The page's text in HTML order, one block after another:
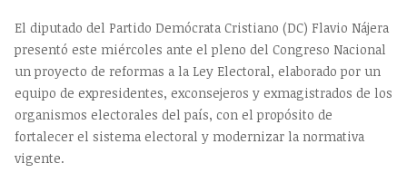
El diputado del Partido Demócrata Cristiano (DC) Flavio Nájera
presentó este miércoles ante el pleno del Congreso Nacional
un proyecto de reformas a la Ley Electoral, elaborado por un
equipo de expresidentes, exconsejeros y exmagistrados de los
organismos electorales del país, con el propósito de
fortalecer el sistema electoral y modernizar la normativa
vigente.